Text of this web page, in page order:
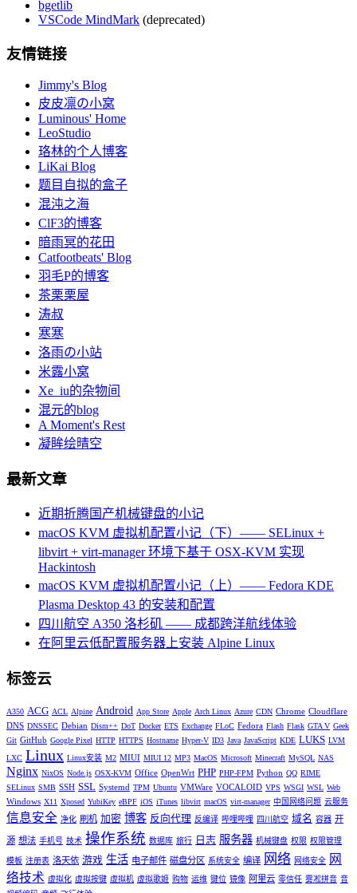
bgetlib
VSCode MindMark (deprecated)
友情链接
Jimmy's Blog
皮皮凛の小窝
Luminous' Home
LeoStudio
珞林的个人博客
LiKai Blog
题目自拟的盒子
混沌之海
ClF3的博客
暗雨冥的花田
Catfootbeats' Blog
羽毛P的博客
茶栗栗屋
涛叔
寒寒
洛雨の小站
米露小窝
Xe_iu的杂物间
混元的blog
A Moment's Rest
凝眸绘晴空
最新文章
近期折腾国产机械键盘的小记
macOS KVM 虚拟机配置小记（下）—— SELinux +
libvirt + virt-manager 环境下基于 OSX-KVM 实现
Hackintosh
macOS KVM 虚拟机配置小记（上）—— Fedora KDE
Plasma Desktop 43 的安装和配置
四川航空 A350 洛杉矶 —— 成都跨洋航线体验
在阿里云低配置服务器上安装 Alpine Linux
标签云
A350 ACG ACL Alpine Android App Store Apple Arch Linux Azure CDN Chrome Cloudflare
DNS DNSSEC Debian Dism++ DoT Docker ETS Exchange FLoC Fedora Flash Flask GTA V Geek
Git GitHub Google Pixel HTTP HTTPS Hostname Hyper-V ID3 Java JavaScript KDE LUKS LVM
LXC Linux Linux安装 M2 MIUI MIUI 12 MP3 MacOS Microsoft Minecraft MySQL NAS
Nginx NixOS Node.js OSX-KVM Office OpenWrt PHP PHP-FPM Python QQ RIME
SELinux SMB SSH SSL Systemd TPM Ubuntu VMWare VOCALOID VPS WSGI WSL Web
Windows X11 Xposed YubiKey eBPF iOS iTunes libvirt macOS virt-manager 中国网络问题 云服务
信息安全 净化 刷机 加密 博客 反向代理 反编译 哔哩哔哩 四川航空 域名 容器 开
源 想法 手机号 技术 操作系统 数据库 旅行 日志 服务器 机械键盘 权限 权限管理
模板 注册表 洛天依 游戏 生活 电子邮件 磁盘分区 系统安全 编译 网络 网络安全
网
络技术 虚拟化 虚拟按键 虚拟机 虚拟歌姬 购物 运维 键位 镜像 阿里云 零信任 雾凇拼音 音